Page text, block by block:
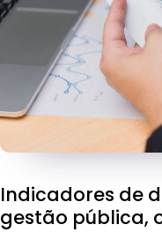
Indicadores de
gestão pública,